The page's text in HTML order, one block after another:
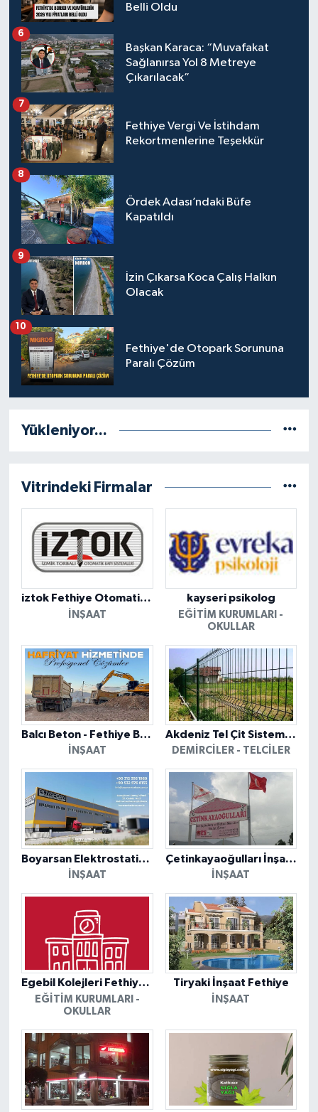
Belli Oldu
Başkan Karaca: “Muvafakat
Sağlanırsa Yol 8 Metreye
Çıkarılacak”
6
Fethiye Vergi Ve İstihdam
Rekortmenlerine Teşekkür
7
Ördek Adası’ndaki Büfe
Kapatıldı
8
İzin Çıkarsa Koca Çalış Halkın
Olacak
9
Fethiye'de Otopark Sorununa
Paralı Çözüm
10
Yükleniyor...
Vitrindeki Firmalar
iztok Fethiye Otomatik Kapı Sistemleri
İNŞAAT
kayseri psikolog
EĞITIM KURUMLARI -
OKULLAR
Balcı Beton - Fethiye Bilgileri
İNŞAAT
Akdeniz Tel Çit Sistemleri
DEMIRCILER - TELCILER
Boyarsan Elektrostatik Toz Boyama Yüzey Kaplama
İNŞAAT
Çetinkayaoğulları İnşaat Fethiye Bilgileri
İNŞAAT
Egebil Kolejleri Fethiye Kampüsü
EĞITIM KURUMLARI -
OKULLAR
Tiryaki İnşaat Fethiye
İNŞAAT